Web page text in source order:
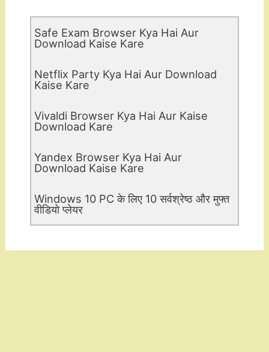
Safe Exam Browser Kya Hai Aur
Download Kaise Kare
Netflix Party Kya Hai Aur Download
Kaise Kare
Vivaldi Browser Kya Hai Aur Kaise
Download Kare
Yandex Browser Kya Hai Aur
Download Kaise Kare
Windows 10 PC के लिए 10 सर्वश्रेष्ठ और मुफ्त
वीडियो प्लेयर